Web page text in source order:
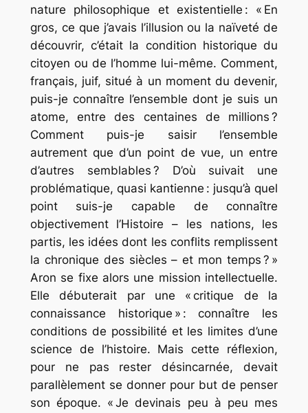
nature philosophique et existentielle : « En
gros, ce que j’avais l’illusion ou la naïveté de
découvrir, c’était la condition historique du
citoyen ou de l’homme lui-même. Comment,
français, juif, situé à un moment du devenir,
puis-je connaître l’ensemble dont je suis un
atome, entre des centaines de millions ?
Comment puis-je saisir l’ensemble
autrement que d’un point de vue, un entre
d’autres semblables ? D’où suivait une
problématique, quasi kantienne : jusqu’à quel
point suis-je capable de connaître
objectivement l’Histoire – les nations, les
partis, les idées dont les conflits remplissent
la chronique des siècles – et mon temps ? »
Aron se fixe alors une mission intellectuelle.
Elle débuterait par une « critique de la
connaissance historique » : connaître les
conditions de possibilité et les limites d’une
science de l’histoire. Mais cette réflexion,
pour ne pas rester désincarnée, devait
parallèlement se donner pour but de penser
son époque. « Je devinais peu à peu mes